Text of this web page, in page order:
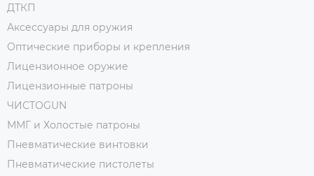
ДТКП
Аксессуары для оружия
Оптические приборы и крепления
Лицензионное оружие
Лицензионные патроны
ЧИСТОGUN
ММГ и Холостые патроны
Пневматические винтовки
Пневматические пистолеты